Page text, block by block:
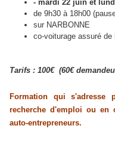
- mardi 22 juin et
de 9h30 à 18h00
sur NARBONNE
co-voiturage assuré de
Tarifs : 100€ (60€
Formation qui s'adresse
recherche d'emploi ou en
auto-entrepreneurs.